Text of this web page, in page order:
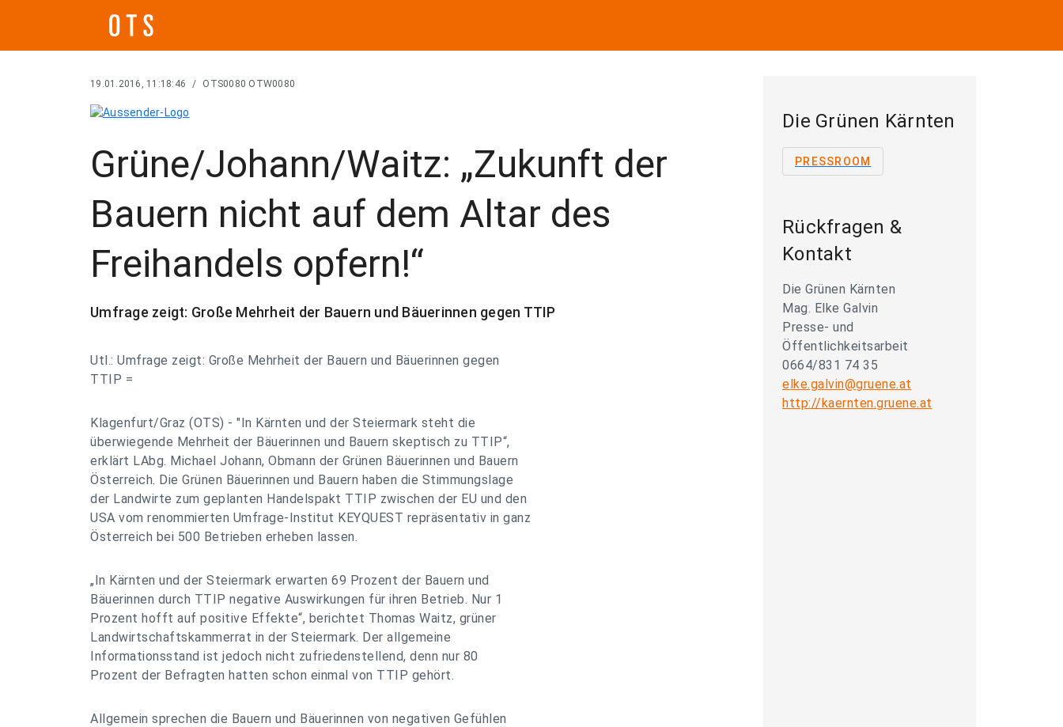
19.01.2016, 11:18:46 / OTS0080 OTW0080
Grüne/Johann/Waitz: „Zukunft der
Bauern nicht auf dem Altar des
Freihandels opfern!“
Umfrage zeigt: Große Mehrheit der Bauern und Bäuerinnen gegen TTIP
Utl.: Umfrage zeigt: Große Mehrheit der Bauern und Bäuerinnen gegen
TTIP =
Klagenfurt/Graz (OTS) - "In Kärnten und der Steiermark steht die
überwiegende Mehrheit der Bäuerinnen und Bauern skeptisch zu TTIP“,
erklärt LAbg. Michael Johann, Obmann der Grünen Bäuerinnen und Bauern
Österreich. Die Grünen Bäuerinnen und Bauern haben die Stimmungslage
der Landwirte zum geplanten Handelspakt TTIP zwischen der EU und den
USA vom renommierten Umfrage-Institut KEYQUEST repräsentativ in ganz
Österreich bei 500 Betrieben erheben lassen.
„In Kärnten und der Steiermark erwarten 69 Prozent der Bauern und
Bäuerinnen durch TTIP negative Auswirkungen für ihren Betrieb. Nur 1
Prozent hofft auf positive Effekte“, berichtet Thomas Waitz, grüner
Landwirtschaftskammerrat in der Steiermark. Der allgemeine
Informationsstand ist jedoch nicht zufriedenstellend, denn nur 80
Prozent der Befragten hatten schon einmal von TTIP gehört.
Allgemein sprechen die Bauern und Bäuerinnen von negativen Gefühlen
Die Grünen Kärnten
PRESSROOM
Rückfragen &
Kontakt
Die Grünen Kärnten
Mag. Elke Galvin
Presse- und
Öffentlichkeitsarbeit
0664/831 74 35
elke.galvin@gruene.at
http://kaernten.gruene.at